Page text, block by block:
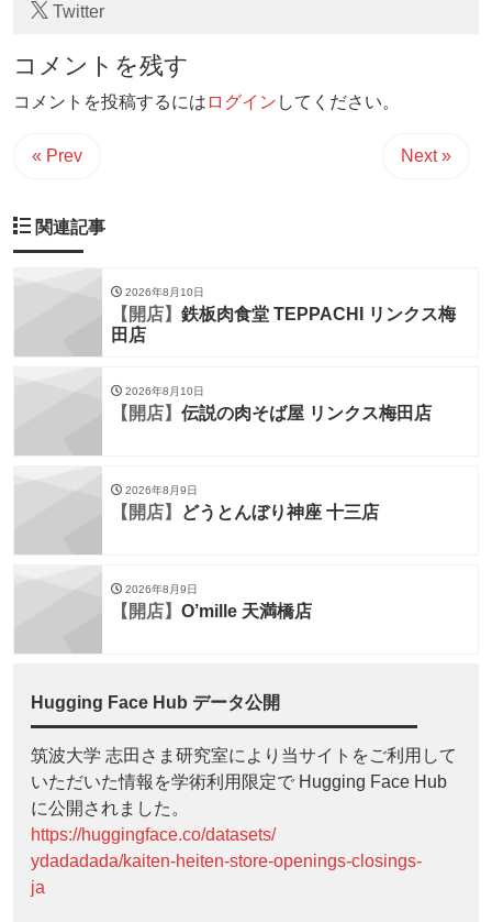
Twitter
コメントを残す
コメントを投稿するには ログイン してください。
« Prev Next »
関連記事
2026年8月10日
【開店】 鉄板肉食堂 TEPPACHI リンクス梅
田店
2026年8月10日
【開店】 伝説の肉そば屋 リンクス梅田店
2026年8月9日
【開店】 どうとんぼり神座 十三店
2026年8月9日
【開店】 O’mille 天満橋店
Hugging Face Hub データ公開
筑波大学 志田さま研究室により当サイトをご利用して
いただいた情報を学術利用限定で Hugging Face Hub
に公開されました。
https://huggingface.co/datasets/
ydadadada/kaiten-heiten-store-openings-closings-
ja